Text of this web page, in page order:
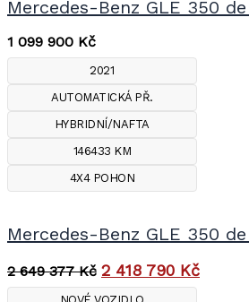
Mercedes-Benz GLE 350 de
1 099 900 Kč
2021
AUTOMATICKÁ PŘ.
HYBRIDNÍ/NAFTA
146433 KM
4X4 POHON
Mercedes-Benz GLE 350 de
2 649 377Kč 2 418 790 Kč